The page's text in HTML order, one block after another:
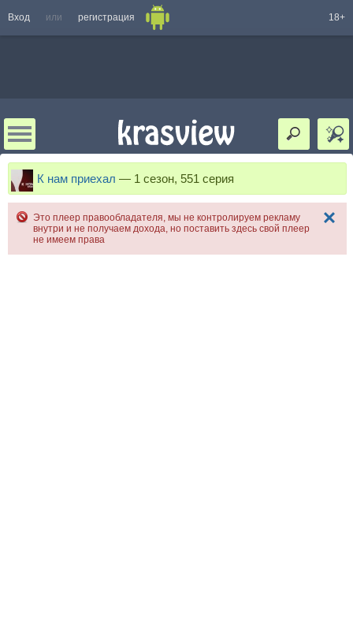
Вход или регистрация 18+
К нам приехал — 1 сезон, 551 серия
Это плеер правообладателя, мы не контролируем рекламу
внутри и не получаем дохода, но поставить здесь свой плеер
не имеем права